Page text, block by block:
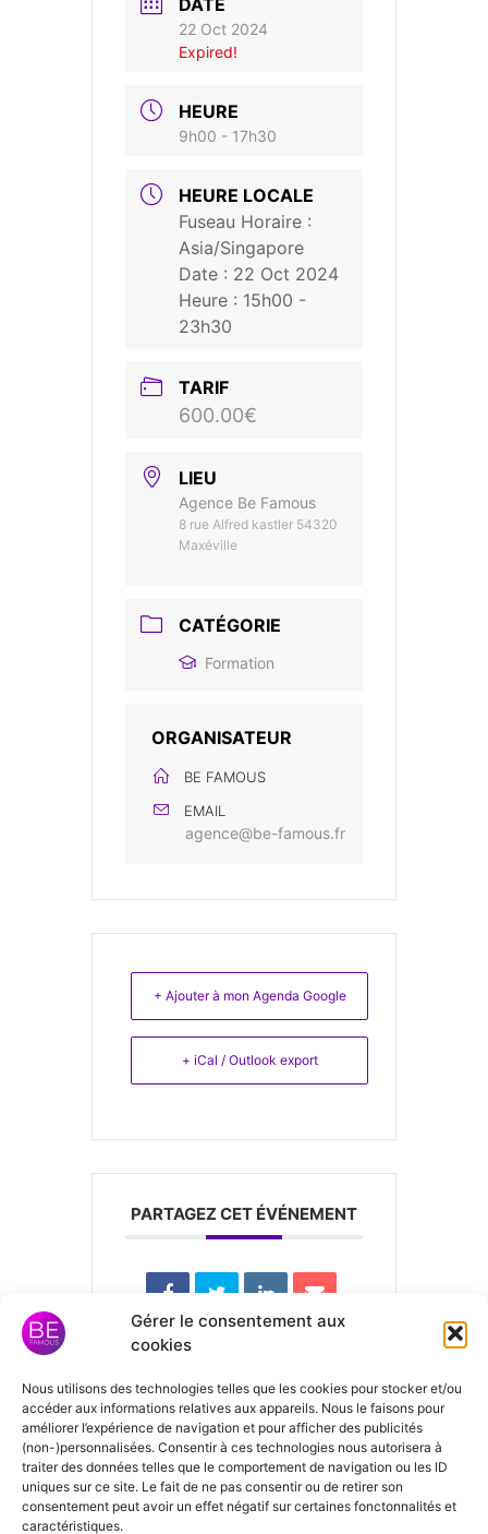
Gérer le consentement aux
cookies
Nous utilisons des technologies telles que les cookies pour stocker et/ou
accéder aux informations relatives aux appareils. Nous le faisons pour
améliorer l’expérience de navigation et pour afficher des publicités
(non-)personnalisées. Consentir à ces technologies nous autorisera à
traiter des données telles que le comportement de navigation ou les ID
uniques sur ce site. Le fait de ne pas consentir ou de retirer son
consentement peut avoir un effet négatif sur certaines fonctonnalités et
caractéristiques.
DATE
22 Oct 2024
Expired!
HEURE
9h00 - 17h30
HEURE LOCALE
Fuseau Horaire :
Asia/Singapore
Date : 22 Oct 2024
Heure : 15h00 -
23h30
TARIF
600.00€
LIEU
Agence Be Famous
8 rue Alfred kastler 54320
Maxéville
CATÉGORIE
Formation
ORGANISATEUR
BE FAMOUS
EMAIL
agence@be-famous.fr
+ Ajouter à mon Agenda Google
+ iCal / Outlook export
PARTAGEZ CET ÉVÉNEMENT
Laisser un
commentaire
Vous devez vous connecterpour